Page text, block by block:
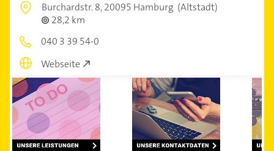
Burchardstr. 8,20095 Hamburg (Altstadt)
28,2 km
040 3 39 54-0
Webseite